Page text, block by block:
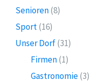
Senioren(8)
Sport(16)
Unser Dorf(31)
Firmen(1)
Gastronomie(3)